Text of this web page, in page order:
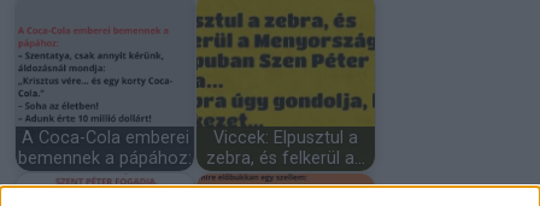
A Coca-Cola emberei
bemennek a pápához:
Viccek: Elpusztul a
zebra, és felkerül a…